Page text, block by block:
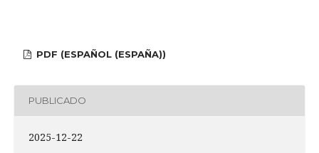
PDF (ESPAÑOL (ESPAÑA))
PUBLICADO
2025-12-22